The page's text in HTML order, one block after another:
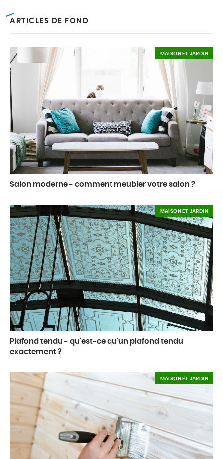
ARTICLES DE FOND
Salon moderne - comment meubler votre salon ?
MAISON ET JARDIN
Plafond tendu - qu'est-ce qu'un plafond tendu
exactement ?
MAISON ET JARDIN
MAISON ET JARDIN